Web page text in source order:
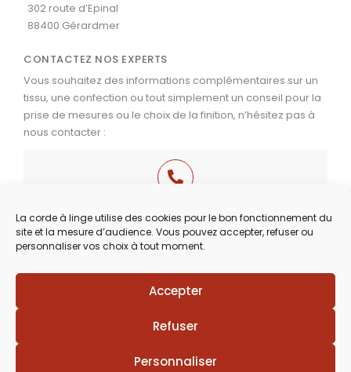
La corde à linge utilise des cookies pour le bon fonctionnement du
site et la mesure d’audience. Vous pouvez accepter, refuser ou
personnaliser vos choix à tout moment.
Accepter
Refuser
Personnaliser
302 route d’Epinal
88400 Gérardmer
CONTACTEZ NOS EXPERTS
Vous souhaitez des informations complémentaires sur un
tissu, une confection ou tout simplement un conseil pour la
prise de mesures ou le choix de la finition, n’hésitez pas à
nous contacter :
03 29 60 49 17
Du Mardi au Samedi
de 9h30 à 12h00 & de 14h00 à 18h30
Lézards